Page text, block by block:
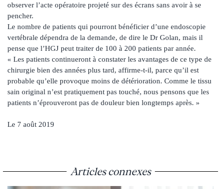
observer l’acte opératoire projeté sur des écrans sans avoir à se
pencher.
Le nombre de patients qui pourront bénéficier d’une endoscopie
vertébrale dépendra de la demande, de dire le Dr Golan, mais il
pense que l’HGJ peut traiter de 100 à 200 patients par année.
« Les patients continueront à constater les avantages de ce type de
chirurgie bien des années plus tard, affirme-t-il, parce qu’il est
probable qu’elle provoque moins de détérioration. Comme le tissu
sain original n’est pratiquement pas touché, nous pensons que les
patients n’éprouveront pas de douleur bien longtemps après. »
Le 7 août 2019
Articles connexes